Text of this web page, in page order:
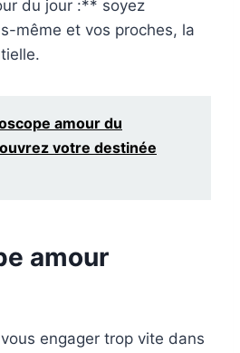
du jour :** soyez
même et vos proches, la
amour du
votre destinée
amour
engager trop vite dans